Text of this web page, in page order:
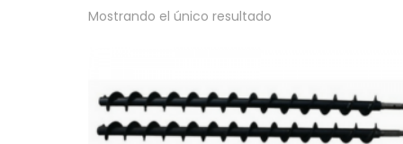
Mostrando el único resultado